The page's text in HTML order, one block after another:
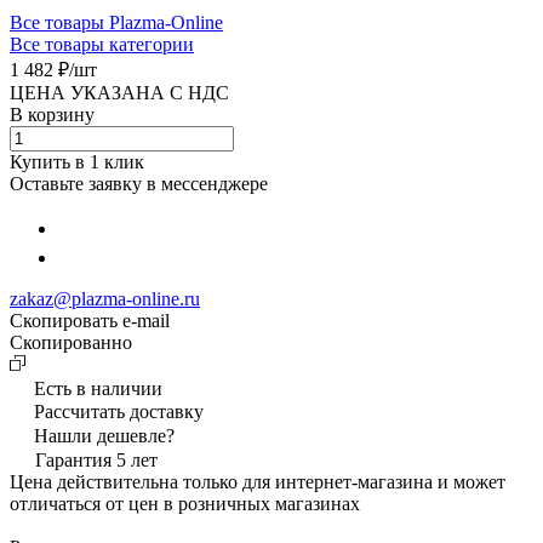
Все товары Plazma-Online
Все товары категории
1 482 ₽/шт
ЦЕНА УКАЗАНА С НДС
В корзину
Купить в 1 клик
Оставьте заявку в мессенджере
zakaz@plazma-online.ru
Скопировать e-mail
Cкопированно
Есть в наличии
Рассчитать доставку
Нашли дешевле?
Гарантия 5 лет
Цена действительна только для интернет-магазина и может
отличаться от цен в розничных магазинах